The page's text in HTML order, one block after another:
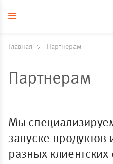
Главная Партнерам
Партнерам
Мы
запуске продуктов
разных клиентских